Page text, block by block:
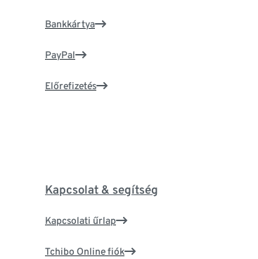
Bankkártya
PayPal
Előrefizetés
Kapcsolat & segítség
Kapcsolati űrlap
Tchibo Online fiók